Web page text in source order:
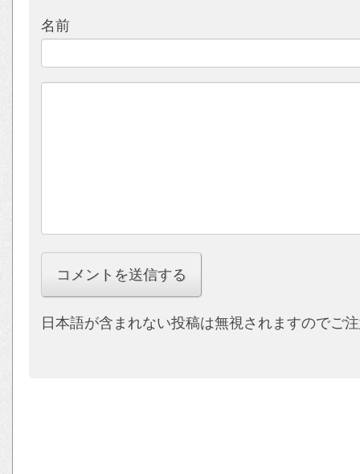
名前
日本語が含まれない投稿は無視されますのでご